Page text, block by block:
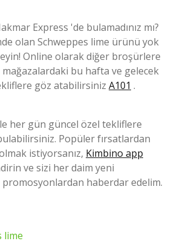
Express 'de bulamadınız mı?
olan Schweppes lime ürünü yok
Online olarak diğer broşürlere
bu hafta ve gelecek
göz atabilirsiniz A101 .
her gün güncel özel tekliflere
Popüler fırsatlardan
istiyorsanız, Kimbino app
ve sizi her daim yeni
haberdar edelim.
lime